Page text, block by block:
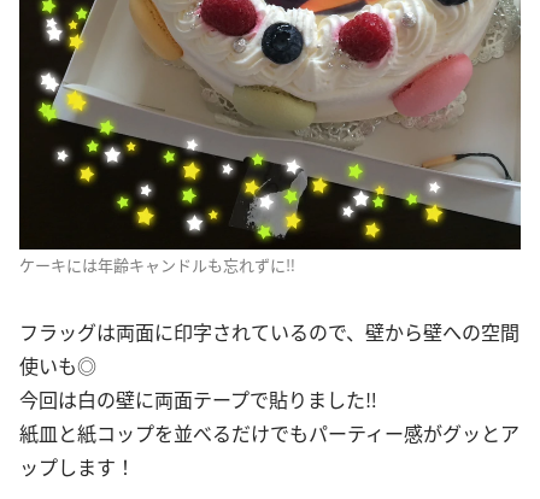
ケーキには年齢キャンドルも忘れずに‼︎
フラッグは両面に印字されているので、壁から壁への空間
使いも◎
今回は白の壁に両面テープで貼りました‼︎
紙皿と紙コップを並べるだけでもパーティー感がグッとア
ップします！